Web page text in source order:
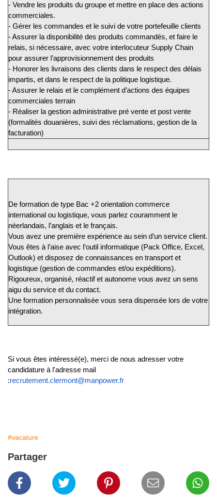
- Vendre les produits du groupe et mettre en place des actions
commerciales.
- Gérer les commandes et le suivi de votre portefeuille clients
- Assurer la disponibilité des produits commandés, et faire le
relais, si nécessaire, avec votre interlocuteur Supply Chain
pour assurer l’approvisionnement des produits
- Honorer les livraisons des clients dans le respect des délais
impartis, et dans le respect de la politique logistique.
- Assurer le relais et le complément d’actions des équipes
commerciales terrain
- Réaliser la gestion administrative pré vente et post vente
(formalités douanières, suivi des réclamations, gestion de la
facturation)
De formation de type Bac +2 orientation commerce
international ou logistique, vous parlez couramment le
néerlandais, l’anglais et le français.
Vous avez une première expérience au sein d’un service client.
Vous êtes à l’aise avec l’outil informatique (Pack Office, Excel,
Outlook) et disposez de connaissances en transport et
logistique (gestion de commandes et/ou expéditions).
Rigoureux, organisé, réactif et autonome vous avez un sens
aigu du service et du contact.
Une formation personnalisée vous sera dispensée lors de votre
intégration.
Si vous êtes intéressé(e), merci de nous adresser votre
candidature à l'adresse mail
:recrutement.clermont@manpower.fr
#vacature
Partager